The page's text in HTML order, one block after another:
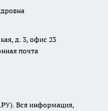
д. 3, офис 23
почта
Вся информация,